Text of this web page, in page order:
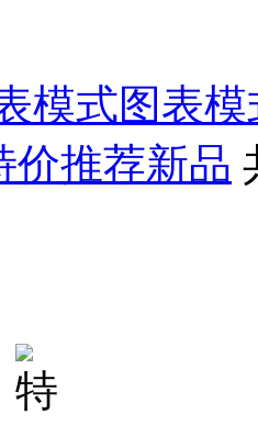
模式图表模
价推荐新品